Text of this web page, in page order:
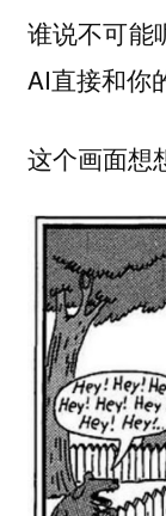
谁说不可能
AI直接和你
这个画面想